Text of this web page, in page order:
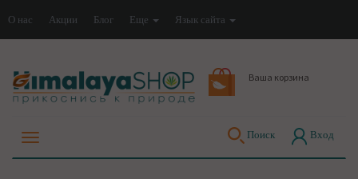
О нас Акции Блог Еще Язык сайта
Ваша корзина
Поиск Вход